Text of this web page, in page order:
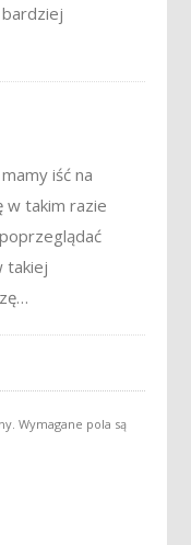
iść na
w takim razie
takiej
Wymagane pola są